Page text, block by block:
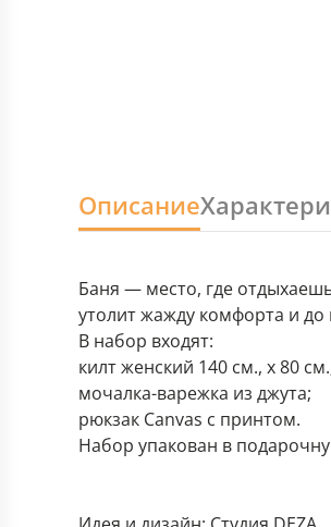
Описание
Баня — место, где
утолит жажду комфорта и
В набор входят:
килт женский 140 см., х 80
мочалка-варежка из джута;
рюкзак Canvas с принтом.
Набор упакован в